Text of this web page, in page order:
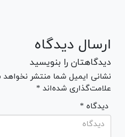
ارسال دیدگاه
دیدگاهتان را بنویسید
نشانی ایمیل شما منتشر
علامت‌گذاری شده‌اند *
* دیدگاه